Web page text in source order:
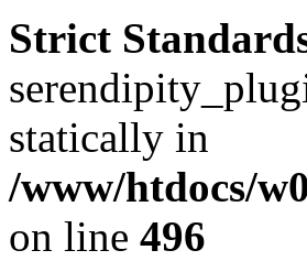
Strict
statically in
/www/htdocs/
on line 496